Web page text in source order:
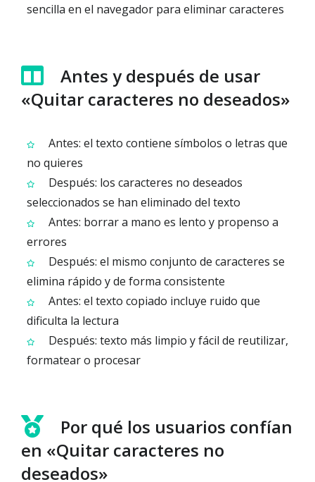
sencilla en el navegador para eliminar caracteres
Antes y después de usar
«Quitar caracteres no deseados»
Antes: el texto contiene símbolos o letras que
no quieres
Después: los caracteres no deseados
seleccionados se han eliminado del texto
Antes: borrar a mano es lento y propenso a
errores
Después: el mismo conjunto de caracteres se
elimina rápido y de forma consistente
Antes: el texto copiado incluye ruido que
dificulta la lectura
Después: texto más limpio y fácil de reutilizar,
formatear o procesar
Por qué los usuarios confían
en «Quitar caracteres no
deseados»